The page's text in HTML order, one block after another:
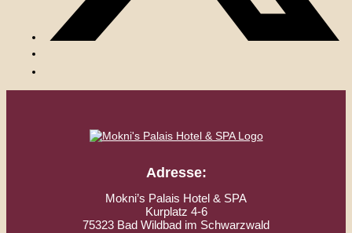
Adresse:
Mokni’s Palais Hotel & SPA
Kurplatz 4-6
75323 Bad Wildbad im Schwarzwald